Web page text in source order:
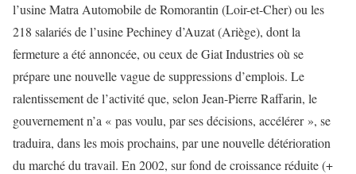
l’usine Matra Automobile de Romorantin (Loir-et-Cher) ou les
218 salariés de l’usine Pechiney d’Auzat (Ariège), dont la
fermeture a été annoncée, ou ceux de Giat Industries où se
prépare une nouvelle vague de suppressions d’emplois. Le
ralentissement de l’activité que, selon Jean-Pierre Raffarin, le
gouvernement n’a « pas voulu, par ses décisions, accélérer », se
traduira, dans les mois prochains, par une nouvelle détérioration
du marché du travail. En 2002, sur fond de croissance réduite (+